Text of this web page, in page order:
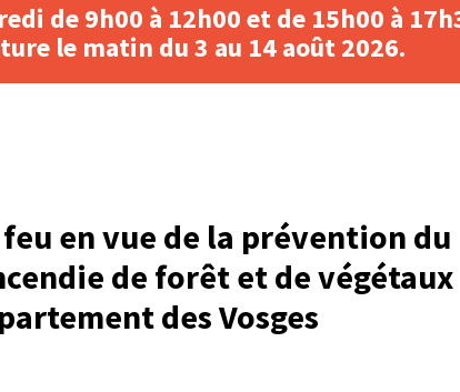
de 9h00 à 12h00 et de 15h00 à
le matin du 3 au 14 août 2026.
en vue de la prévention du
de forêt et de végétaux
des Vosges